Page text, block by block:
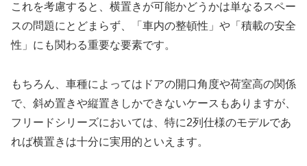
これを考慮すると、横置きが可能かどうかは単なるスペー
スの問題にとどまらず、「車内の整頓性」や「積載の安全
性」にも関わる重要な要素です。
もちろん、車種によってはドアの開口角度や荷室高の関係
で、斜め置きや縦置きしかできないケースもありますが、
フリードシリーズにおいては、特に2列仕様のモデルであ
れば横置きは十分に実用的といえます。